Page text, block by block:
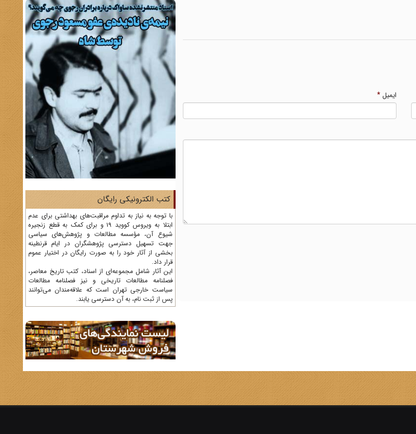
ایمیل*
کتب الکترونیکی رایگان
با توجه به نیاز به تداوم مراقبت‌های بهداشتی برای عدم
ابتلا به ویروس کووید 19 و برای کمک به قطع زنجیره
شیوع آن، مؤسسه مطالعات و پژوهش‌های سیاسی
جهت تسهیل دسترسی پژوهشگران در ایام قرنطینه
بخشی از آثار خود را به صورت رایگان در اختیار عموم
قرار داد.
این آثار شامل مجموعه‌ای از اسناد، کتب تاریخ معاصر،
فصلنامه‌ مطالعات تاریخی و نیز فصلنامه مطالعات
سیاست خارجی تهران است که علاقه‌مندان می‌توانند
پس از ثبت نام، به آن دسترسی یابند.